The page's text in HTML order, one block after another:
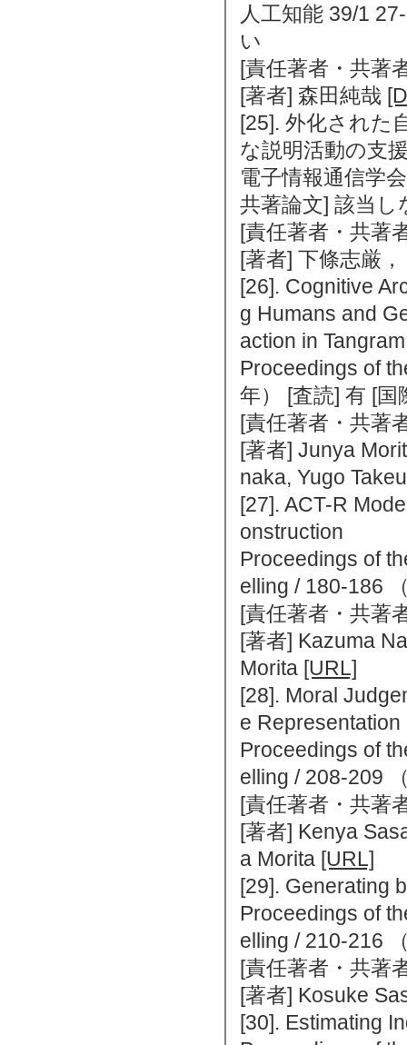
人工知能 39/1
い
[責任著者・共著
[著者] 森田純哉
[25]. 外化された
な説明活動の支
電子情報通信学
共著論文] 該当し
[責任著者・共著
[著者] 下條志厳
[26]. Cognitive
g Humans and
action in
Proceedings of
年） [査読] 有 [
[責任著者・共著
[著者] Junya
naka, Yugo
[27]. ACT-R
onstruction
Proceedings of
elling / 180-186
[責任著者・共著
[著者] Kazuma
Morita [URL]
[28]. Moral
e
Proceedings of
elling / 208-209
[責任著者・共著
[著者] Kenya
a Morita [URL]
[29]. Generating
Proceedings of
elling / 210-216
[責任著者・共著
[著者] Kosuke
[30]. Estimating